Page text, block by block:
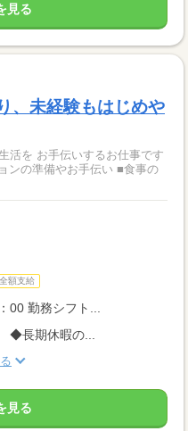
見る
、未経験もはじめや
活を お手伝いするお仕事です
額支給
00 勤務シフト...
◆長期休暇の...
見る